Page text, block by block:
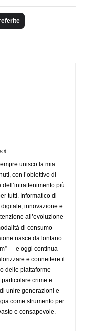
unisco la mia
con l’obiettivo di
più
tutti. Informatico di
innovazione e
all’evoluzione
di consumo
nasce da lontano
— e oggi continua
e connettere il
delle piattaforme
particolare crime e
unire generazioni e
come strumento per
e consapevole.